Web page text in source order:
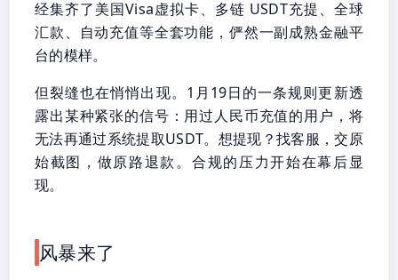
经集齐了美国Visa虚拟卡、多链 USDT充提、全球
汇款、自动充值等全套功能，俨然一副成熟金融平
台的模样。
但裂缝也在悄悄出现。1月19日的一条规则更新透
露出某种紧张的信号：用过人民币充值的用户，将
无法再通过系统提取USDT。想提现？找客服，交原
始截图，做原路退款。合规的压力开始在幕后显
现。
风暴来了